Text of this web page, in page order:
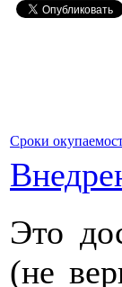
Сроки
Это
(не